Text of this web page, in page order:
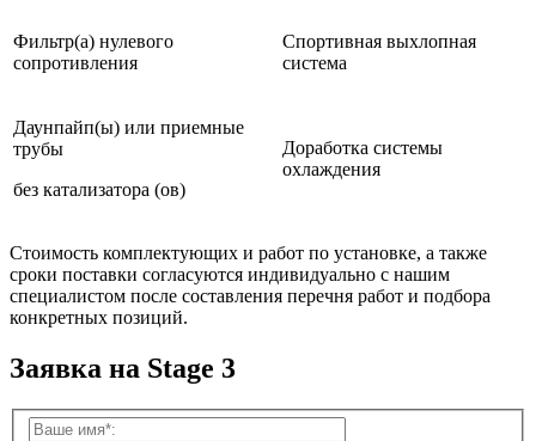
Фильтр(а) нулевого
сопротивления
Спортивная выхлопная
система
Даунпайп(ы) или приемные
трубы
без катализатора (ов)
Доработка системы
охлаждения
Стоимость комплектующих и работ по установке, а также
сроки поставки согласуются индивидуально с нашим
специалистом после составления перечня работ и подбора
конкретных позиций.
Заявка на Stage 3